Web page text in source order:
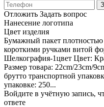
Отложить Задать вопрос
Нанесение логотипа
Цвет изделия
Бумажный пакет
короткими ручками витой
Шелкография-1цвет Цвет:
Размер товара: 22cm/23cm/
брутто транспортной
упаковке: 250...
Войдите в учётную запись,
ответе